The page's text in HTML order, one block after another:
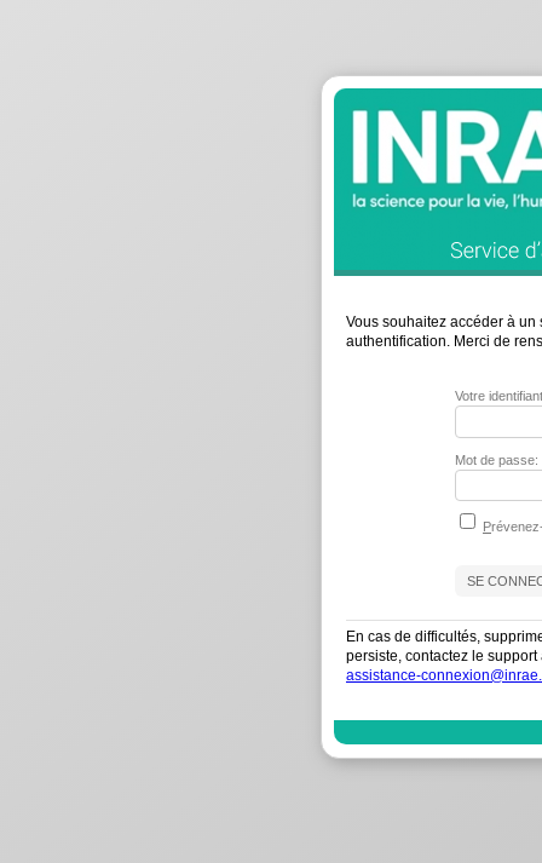
Vous souhaitez accéder à
authentification. Merci de
Votre
Mot de passe:
P
En cas de difficultés,
persiste, contactez le
assistance-